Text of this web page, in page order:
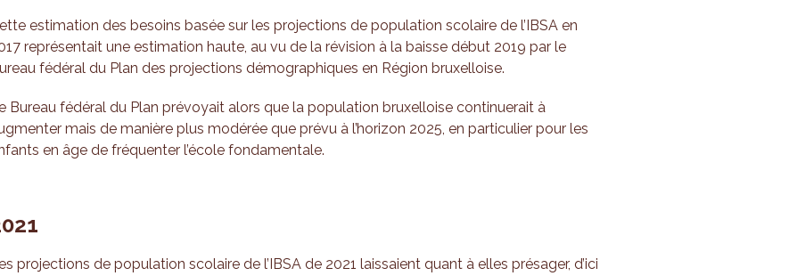
estimation des besoins basée sur les projections de population scolaire de l’IBSA en
représentait une estimation haute, au vu de la révision à la baisse début 2019 par le
fédéral du Plan des projections démographiques en Région bruxelloise.
Bureau fédéral du Plan prévoyait alors que la population bruxelloise continuerait à
mais de manière plus modérée que prévu à l’horizon 2025, en particulier pour les
en âge de fréquenter l’école fondamentale.
projections de population scolaire de l’IBSA de 2021 laissaient quant à elles présager, d’ici